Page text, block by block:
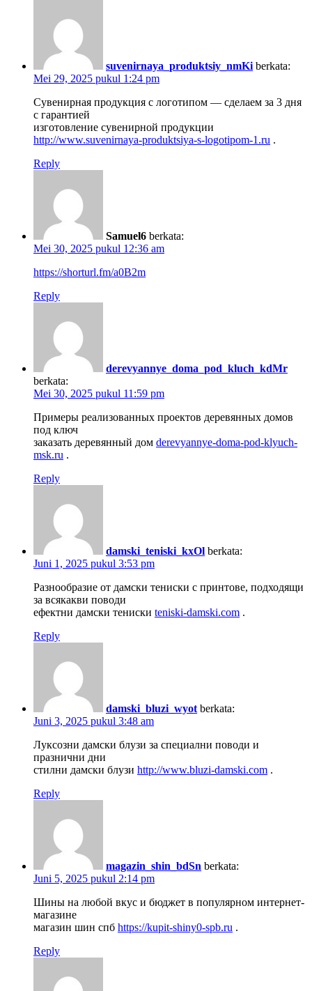
suvenirnaya_produktsiy_nmKi berkata:
Mei 29, 2025 pukul 1:24 pm
Сувенирная продукция с логотипом — сделаем за 3 дня
с гарантией
изготовление сувенирной продукции
http://www.suvenirnaya-produktsiya-s-logotipom-1.ru .
Reply
Samuel6 berkata:
Mei 30, 2025 pukul 12:36 am
https://shorturl.fm/a0B2m
Reply
derevyannye_doma_pod_kluch_kdMr
berkata:
Mei 30, 2025 pukul 11:59 pm
Примеры реализованных проектов деревянных домов
под ключ
заказать деревянный дом derevyannye-doma-pod-klyuch-
msk.ru .
Reply
damski_teniski_kxOl berkata:
Juni 1, 2025 pukul 3:53 pm
Разнообразие от дамски тениски с принтове, подходящи
за всякакви поводи
ефектни дамски тениски teniski-damski.com .
Reply
damski_bluzi_wyot berkata:
Juni 3, 2025 pukul 3:48 am
Луксозни дамски блузи за специални поводи и
празнични дни
стилни дамски блузи http://www.bluzi-damski.com .
Reply
magazin_shin_bdSn berkata:
Juni 5, 2025 pukul 2:14 pm
Шины на любой вкус и бюджет в популярном интернет-
магазине
магазин шин спб https://kupit-shiny0-spb.ru .
Reply